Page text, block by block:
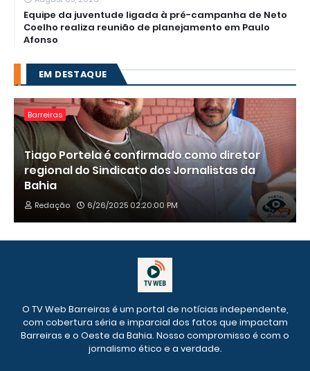
Equipe da juventude ligada à pré-campanha de Neto
Coelho realiza reunião de planejamento em Paulo
Afonso
EM DESTAQUE
Barreiras
Tiago Portela é confirmado como diretor
regional do Sindicato dos Jornalistas da
Bahia
Redação 6/26/2025 02:20:00 PM
O TV Web Barreiras é um portal de notícias independente,
com cobertura séria e imparcial dos fatos que impactam
Barreiras e o Oeste da Bahia. Nosso compromisso é com o
jornalismo ético e a verdade.